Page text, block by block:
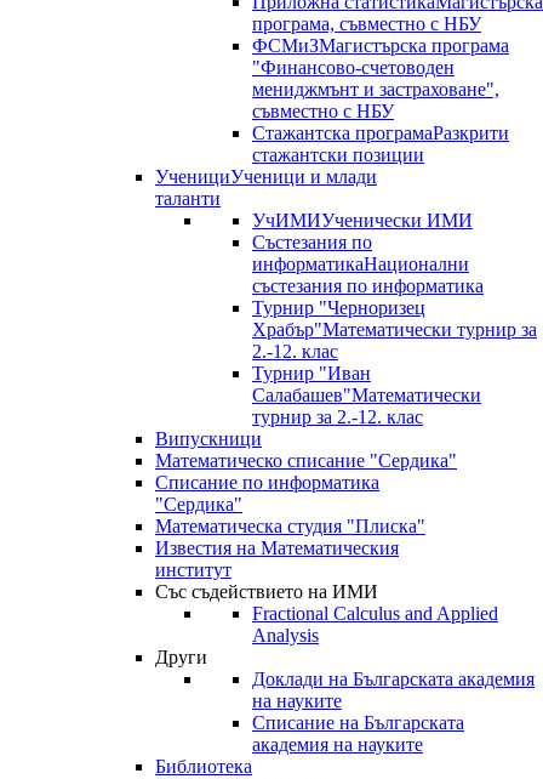
програма, съвместно с НБУ
ФСМиЗМагистърска програма
"Финансово-счетоводен
мениджмънт и застраховане",
съвместно с НБУ
Стажантска програмаРазкрити
стажантски позиции
УченициУченици и млади
таланти
УчИМИУченически ИМИ
Състезания по
информатикаНационални
състезания по информатика
Турнир "Черноризец
Храбър"Математически турнир за
2.-12. клас
Турнир "Иван
Салабашев"Математически
турнир за 2.-12. клас
Випускници
Математическо списание "Сердика"
Списание по информатика
"Сердика"
Математическа студия "Плиска"
Известия на Математическия
институт
Със съдействието на ИМИ
Fractional Calculus and Applied
Analysis
Други
Доклади на Българската академия
на науките
Списание на Българската
академия на науките
Библиотека